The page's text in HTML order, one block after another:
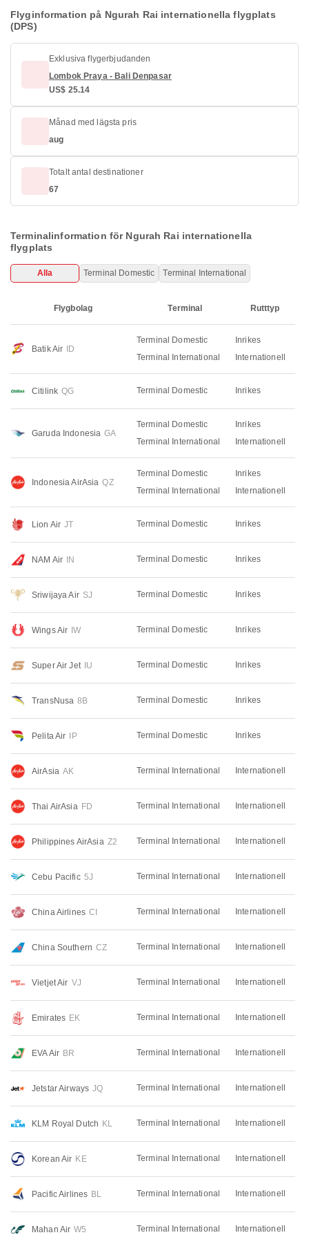
Flyginformation på Ngurah Rai internationella flygplats
(DPS)
Exklusiva flygerbjudanden
Lombok Praya - Bali Denpasar
US$ 25.14
Månad med lägsta pris
aug
Totalt antal destinationer
67
Terminalinformation för Ngurah Rai internationella
flygplats
Alla Terminal Domestic Terminal International
Flygbolag Terminal Rutttyp
Batik Air ID
Terminal Domestic
Terminal International
Inrikes
Internationell
Citilink QG Terminal Domestic Inrikes
Garuda Indonesia GA
Terminal Domestic
Terminal International
Inrikes
Internationell
Indonesia AirAsia QZ
Terminal Domestic
Terminal International
Inrikes
Internationell
Lion Air JT Terminal Domestic Inrikes
NAM Air IN Terminal Domestic Inrikes
Sriwijaya Air SJ Terminal Domestic Inrikes
Wings Air IW Terminal Domestic Inrikes
Super Air Jet IU Terminal Domestic Inrikes
TransNusa 8B Terminal Domestic Inrikes
Pelita Air IP Terminal Domestic Inrikes
AirAsia AK Terminal International Internationell
Thai AirAsia FD Terminal International Internationell
Philippines AirAsia Z2 Terminal International Internationell
Cebu Pacific 5J Terminal International Internationell
China Airlines CI Terminal International Internationell
China Southern CZ Terminal International Internationell
Vietjet Air VJ Terminal International Internationell
Emirates EK Terminal International Internationell
EVA Air BR Terminal International Internationell
Jetstar Airways JQ Terminal International Internationell
KLM Royal Dutch KL Terminal International Internationell
Korean Air KE Terminal International Internationell
Pacific Airlines BL Terminal International Internationell
Mahan Air W5 Terminal International Internationell